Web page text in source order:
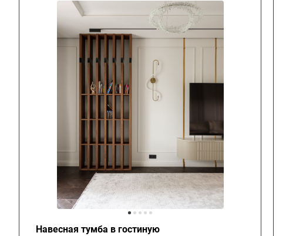
Навесная тумба в гостиную